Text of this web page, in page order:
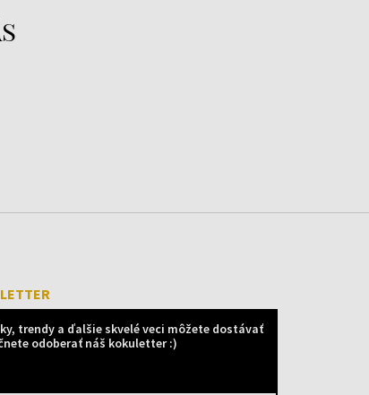
trendy a ďalšie skvelé veci môžete dostávať
odoberať náš kokuletter :)